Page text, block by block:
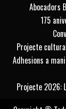
Abocadors
175
Projecte
Adhesions a
Projecte 2026: